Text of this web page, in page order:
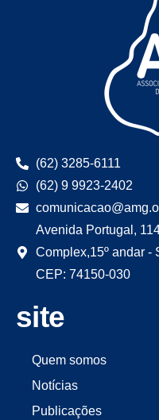
(62) 3285-6111
(62) 9 9923-2402
Avenida Portugal,
Complex,15º andar -
CEP: 74150-030
site
Quem somos
Notícias
Publicações